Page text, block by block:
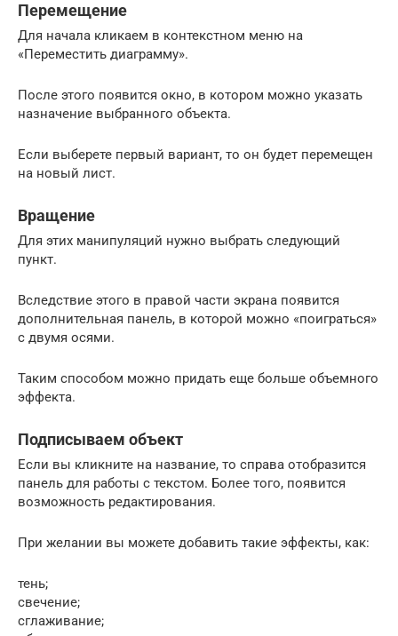
Перемещение
Для начала кликаем в контекстном меню на
«Переместить диаграмму».
После этого появится окно, в котором можно указать
назначение выбранного объекта.
Если выберете первый вариант, то он будет перемещен
на новый лист.
Вращение
Для этих манипуляций нужно выбрать следующий
пункт.
Вследствие этого в правой части экрана появится
дополнительная панель, в которой можно «поиграться»
с двумя осями.
Таким способом можно придать еще больше объемного
эффекта.
Подписываем объект
Если вы кликните на название, то справа отобразится
панель для работы с текстом. Более того, появится
возможность редактирования.
При желании вы можете добавить такие эффекты, как:
тень;
свечение;
сглаживание;